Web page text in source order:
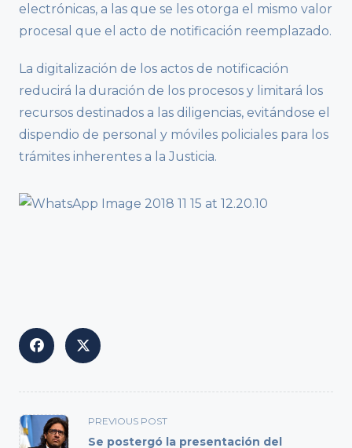
electrónicas, a las que se les otorga el mismo valor
procesal que el acto de notificación reemplazado.
La digitalización de los actos de notificación
reducirá la duración de los procesos y limitará los
recursos destinados a las diligencias, evitándose el
dispendio de personal y móviles policiales para los
trámites inherentes a la Justicia.
<span
class="nav-
PREVIOUS POST
Se postergó la presentación del